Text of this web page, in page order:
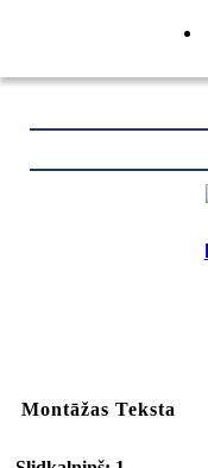
Montāžas Teksta